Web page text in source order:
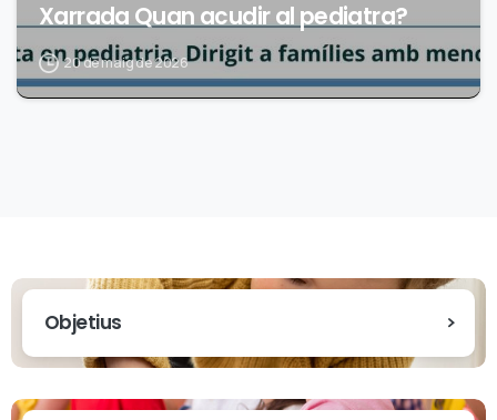
Xarrada Quan acudir al pediatra?
20 de maig de 2026
Objetius